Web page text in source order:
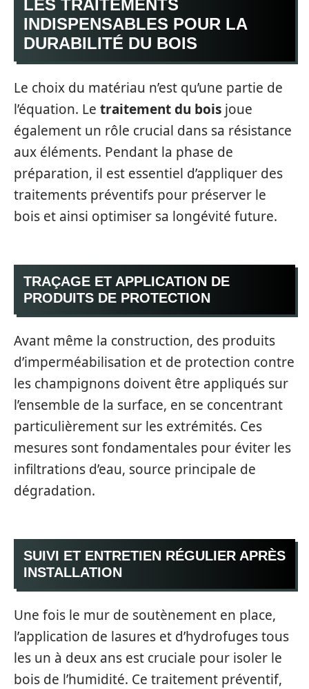
LES TRAITEMENTS
INDISPENSABLES POUR LA
DURABILITÉ DU BOIS
Le choix du matériau n’est qu’une partie de
l’équation. Le traitement du bois joue
également un rôle crucial dans sa résistance
aux éléments. Pendant la phase de
préparation, il est essentiel d’appliquer des
traitements préventifs pour préserver le
bois et ainsi optimiser sa longévité future.
TRAÇAGE ET APPLICATION DE
PRODUITS DE PROTECTION
Avant même la construction, des produits
d’imperméabilisation et de protection contre
les champignons doivent être appliqués sur
l’ensemble de la surface, en se concentrant
particulièrement sur les extrémités. Ces
mesures sont fondamentales pour éviter les
infiltrations d’eau, source principale de
dégradation.
SUIVI ET ENTRETIEN RÉGULIER APRÈS
INSTALLATION
Une fois le mur de soutènement en place,
l’application de lasures et d’hydrofuges tous
les un à deux ans est cruciale pour isoler le
bois de l’humidité. Ce traitement préventif,